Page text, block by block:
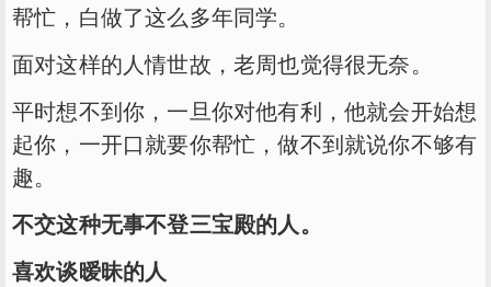
帮忙，白做了这么多年同学。
面对这样的人情世故，老周也觉得很无奈。
平时想不到你，一旦你对他有利，他就会开始想
起你，一开口就要你帮忙，做不到就说你不够有
趣。
不交这种无事不登三宝殿的人。
喜欢谈暧昧的人